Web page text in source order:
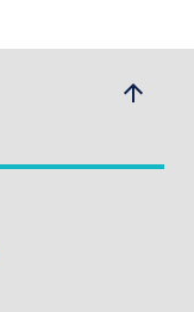
arrow_upwards